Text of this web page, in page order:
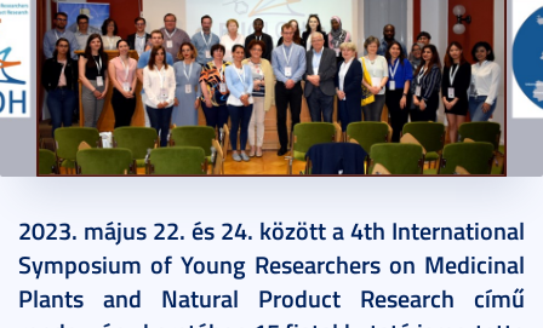
2023. május 22. és 24. között a 4th International
Symposium of Young Researchers on Medicinal
Plants and Natural Product Research című